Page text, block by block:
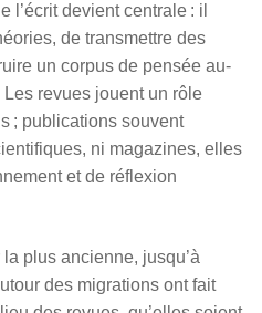
l’écrit devient centrale : il
de transmettre des
un corpus de pensée au-
revues jouent un rôle
; publications souvent
ni magazines, elles
et de réflexion
plus ancienne, jusqu’à
des migrations ont fait